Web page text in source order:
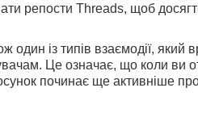
репости Threads, щоб
із типів взаємодії, який
Це означає, що коли ви
починає ще активніше